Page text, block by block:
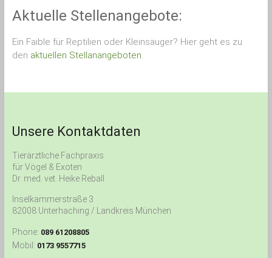
Aktuelle Stellenangebote:
Ein Faible für Reptilien oder Kleinsäuger? Hier geht es zu
den aktuellen Stellanangeboten.
Unsere Kontaktdaten
Tierärztliche Fachpraxis
für Vögel & Exoten
Dr. med. vet. Heike Reball
Inselkammerstraße 3
82008 Unterhaching / Landkreis München
Phone: 089 61208805
Mobil: 0173 9557715